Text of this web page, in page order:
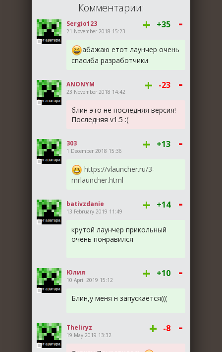
Комментарии:
Sergio123
21 November 2018 15:23 + +35 -
абажаю етот лаунчер очень
спасиба разработчики
ANONYM
23 November 2018 14:42 + -23 -
блин это не последняя версия!
Последняя v1.5 :(
303
1 December 2018 15:36 + +13 -
https://vlauncher.ru/3-
mrlauncher.html
bativzdanie
13 February 2019 11:49 + +14 -
крутой лаунчер прикольный
очень понравился
Юлия
10 April 2019 15:12 + +10 -
Блин,у меня н запускается(((
Theliryz
19 May 2019 13:32 + -8 -